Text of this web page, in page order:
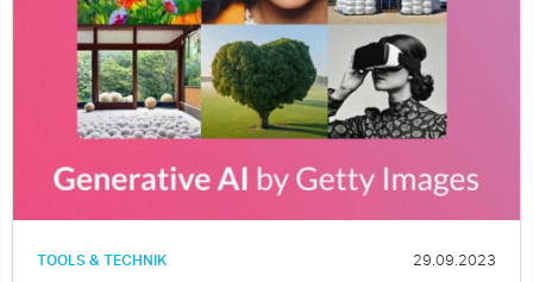
TOOLS & TECHNIK 29.09.2023